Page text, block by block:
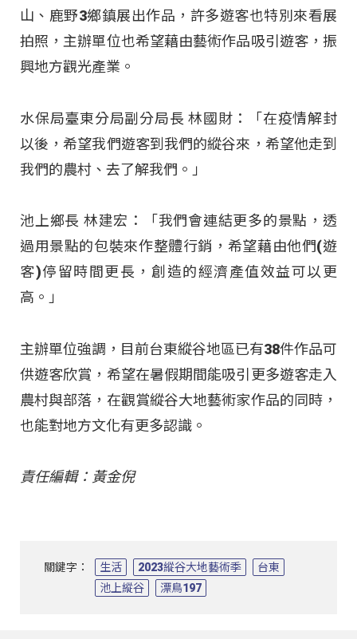
山、鹿野3鄉鎮展出作品，許多遊客也特別來看展
拍照，主辦單位也希望藉由藝術作品吸引遊客，振
興地方觀光產業。
水保局臺東分局副分局長 林國財：「在疫情解封
以後，希望我們遊客到我們的縱谷來，希望他走到
我們的農村、去了解我們。」
池上鄉長 林建宏：「我們會連結更多的景點，透
過用景點的包裝來作整體行銷，希望藉由他們(遊
客)停留時間更長，創造的經濟產值效益可以更
高。」
主辦單位強調，目前台東縱谷地區已有38件作品可
供遊客欣賞，希望在暑假期間能吸引更多遊客走入
農村與部落，在觀賞縱谷大地藝術家作品的同時，
也能對地方文化有更多認識。
責任編輯：黃金倪
關鍵字： 生活 2023縱谷大地藝術季
台東
池上縱谷
漂鳥197